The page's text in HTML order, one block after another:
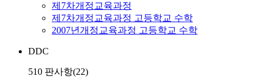
제7차개정교육과정
제7차개정교육과정 고등학교 수학
2007년개정교육과정 고등학교 수학
DDC
510 판사항(22)